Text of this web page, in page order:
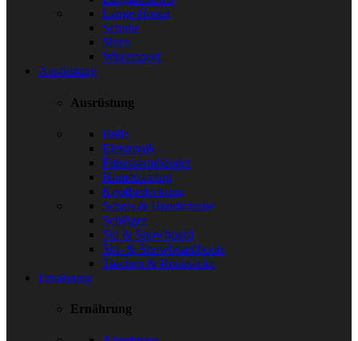
Lange Hosen
Schuhe
Shirts
Wintersport
Ausrüstung
Ausrüstung
Bälle
Elektronik
Fitnessarmbänder
Hometraining
Kopfbedeckung
Schals & Handschuhe
Schläger
Ski & Snowboard
Ski- & Snowboardboots
Taschen & Rucksäcke
Ernährung
Ernährung